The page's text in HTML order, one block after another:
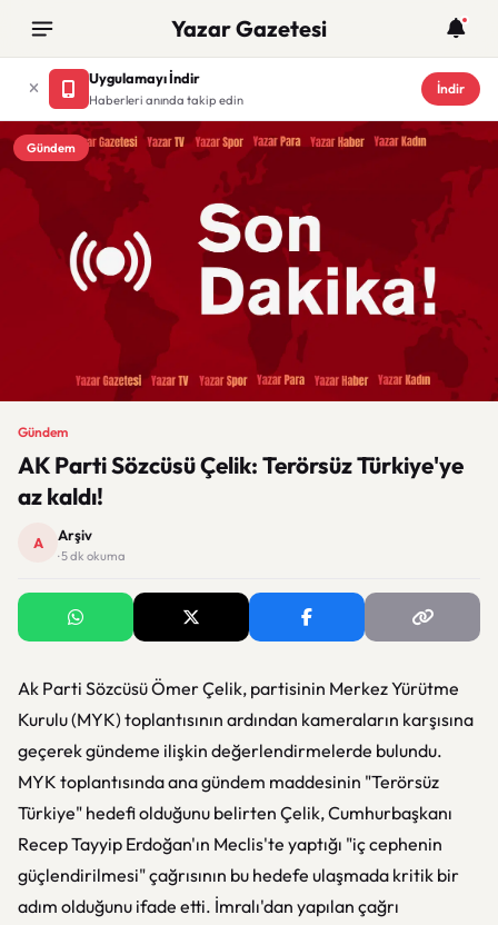
Yazar Gazetesi
Uygulamayı İndir
Haberleri anında takip edin
İndir
Gündem
Gündem
AK Parti Sözcüsü Çelik: Terörsüz Türkiye'ye
az kaldı!
A Arşiv
· 5 dk okuma
Ak Parti Sözcüsü Ömer Çelik, partisinin Merkez Yürütme
Kurulu (MYK) toplantısının ardından kameraların karşısına
geçerek gündeme ilişkin değerlendirmelerde bulundu.
MYK toplantısında ana gündem maddesinin "Terörsüz
Türkiye" hedefi olduğunu belirten Çelik, Cumhurbaşkanı
Recep Tayyip Erdoğan'ın Meclis'te yaptığı "iç cephenin
güçlendirilmesi" çağrısının bu hedefe ulaşmada kritik bir
adım olduğunu ifade etti. İmralı'dan yapılan çağrı